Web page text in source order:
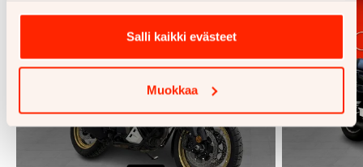
Salli kaikki evästeet
Muokkaa